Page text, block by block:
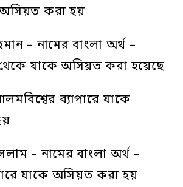
অসিয়ত করা হয়
– নামের বাংলা অর্থ –
যাকে অসিয়ত করা হয়েছে
ব্যাপারে যাকে
– নামের বাংলা অর্থ –
যাকে অসিয়ত করা হয়